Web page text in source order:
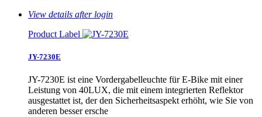
View details after login
Product Label
JY-7230E
JY-7230E ist eine Vordergabelleuchte für E-Bike mit einer
Leistung von 40LUX, die mit einem integrierten Reflektor
ausgestattet ist, der den Sicherheitsaspekt erhöht, wie Sie von
anderen besser ersche